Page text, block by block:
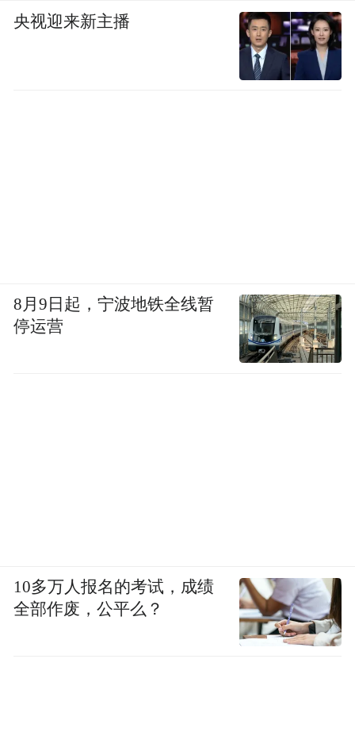
央视迎来新主播
8月9日起，宁波地铁全线暂
停运营
10多万人报名的考试，成绩
全部作废，公平么？